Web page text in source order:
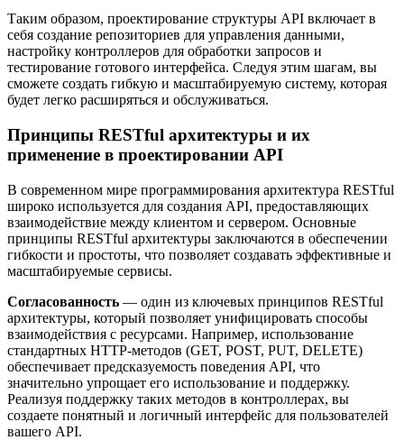
Таким образом, проектирование структуры API включает в
себя создание репозиториев для управления данными,
настройку контроллеров для обработки запросов и
тестирование готового интерфейса. Следуя этим шагам, вы
сможете создать гибкую и масштабируемую систему, которая
будет легко расширяться и обслуживаться.
Принципы RESTful архитектуры и их
применение в проектировании API
В современном мире программирования архитектура RESTful
широко используется для создания API, предоставляющих
взаимодействие между клиентом и сервером. Основные
принципы RESTful архитектуры заключаются в обеспечении
гибкости и простоты, что позволяет создавать эффективные и
масштабируемые сервисы.
Согласованность — один из ключевых принципов RESTful
архитектуры, который позволяет унифицировать способы
взаимодействия с ресурсами. Например, использование
стандартных HTTP-методов (GET, POST, PUT, DELETE)
обеспечивает предсказуемость поведения API, что
значительно упрощает его использование и поддержку.
Реализуя поддержку таких методов в контроллерах, вы
создаете понятный и логичный интерфейс для пользователей
вашего API.